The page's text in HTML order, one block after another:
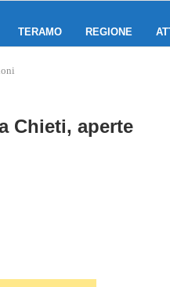
TERAMO REGIONE
Chieti, aperte